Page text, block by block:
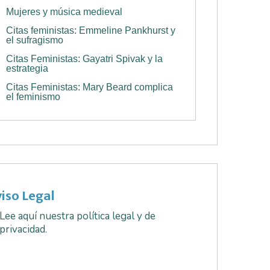
Mujeres y música medieval
Citas feministas: Emmeline Pankhurst y
el sufragismo
Citas Feministas: Gayatri Spivak y la
estrategia
Citas Feministas: Mary Beard complica
el feminismo
Legal
Lee aquí nuestra política legal y de
privacidad.